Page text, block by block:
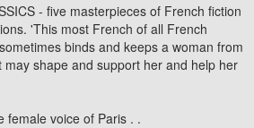
- five masterpieces of French fiction
'This most French of all French
binds and keeps a woman from
shape and support her and help her
female voice of Paris . .